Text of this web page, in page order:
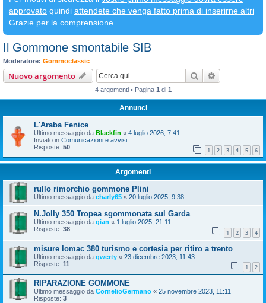
approvato quindi attendete che venga fatto prima di inserirne altri
Grazie per la comprensione
Il Gommone smontabile SIB
Moderatore: Gommoclassic
Nuovo argomento Cerca
4 argomenti • Pagina 1 di 1
Annunci
L'Araba Fenice
Ultimo messaggio da Blackfin « 4 luglio 2026, 7:41
Inviato in Comunicazioni e avvisi
Risposte: 50 1 2 3 4 5 6
Argomenti
rullo rimorchio gommone Plini
Ultimo messaggio da charly65 « 20 luglio 2025, 9:38
N.Jolly 350 Tropea sgommonata sul Garda
Ultimo messaggio da gian « 1 luglio 2025, 21:11
Risposte: 38 1 2 3 4
misure lomac 380 turismo e cortesia per ritiro a trento
Ultimo messaggio da qwerty « 23 dicembre 2023, 11:43
Risposte: 11 1 2
RIPARAZIONE GOMMONE
Ultimo messaggio da CornelioGermano « 25 novembre 2023, 11:11
Risposte: 3